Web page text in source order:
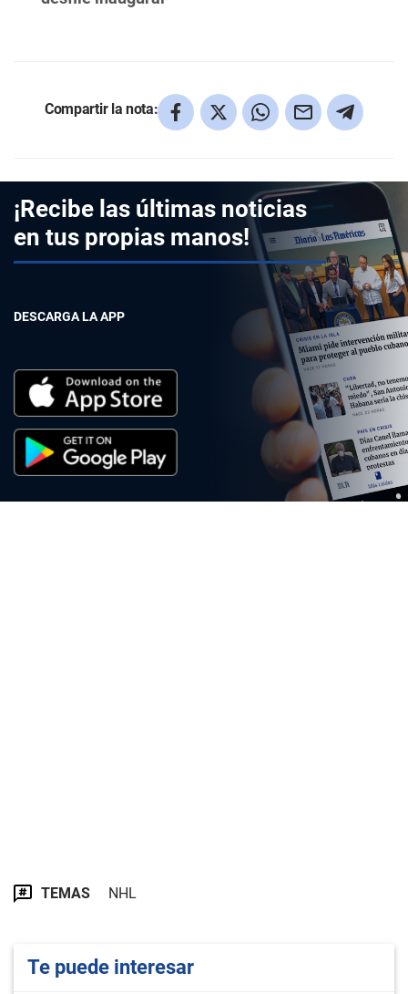
Compartir la nota:
¡Recibe las últimas noticias
en tus propias manos!
DESCARGA LA APP
TEMAS NHL
Te puede interesar